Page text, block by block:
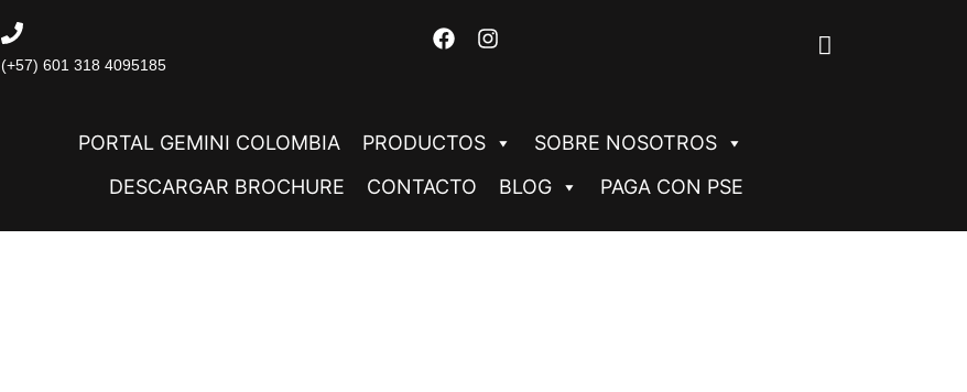
(+57) 601 318 4095185
PORTAL GEMINI COLOMBIA PRODUCTOS
SOBRE NOSOTROS
DESCARGAR BROCHURE
CONTACTO BLOG PAGA CON PSE